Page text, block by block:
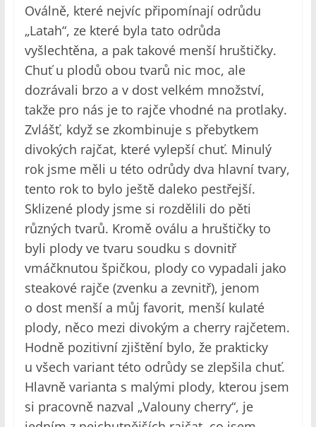
Oválně, které nejvíc připomínají odrůdu
„Latah“, ze které byla tato odrůda
vyšlechtěna, a pak takové menší hruštičky.
Chuť u plodů obou tvarů nic moc, ale
dozrávali brzo a v dost velkém množství,
takže pro nás je to rajče vhodné na protlaky.
Zvlášť, když se zkombinuje s přebytkem
divokých rajčat, které vylepší chuť. Minulý
rok jsme měli u této odrůdy dva hlavní tvary,
tento rok to bylo ještě daleko pestřejší.
Sklizené plody jsme si rozdělili do pěti
různých tvarů. Kromě oválu a hruštičky to
byli plody ve tvaru soudku s dovnitř
vmáčknutou špičkou, plody co vypadali jako
steakové rajče (zvenku a zevnitř), jenom
o dost menší a můj favorit, menší kulaté
plody, něco mezi divokým a cherry rajčetem.
Hodně pozitivní zjištění bylo, že prakticky
u všech variant této odrůdy se zlepšila chuť.
Hlavně varianta s malými plody, kterou jsem
si pracovně nazval „Valouny cherry“, je